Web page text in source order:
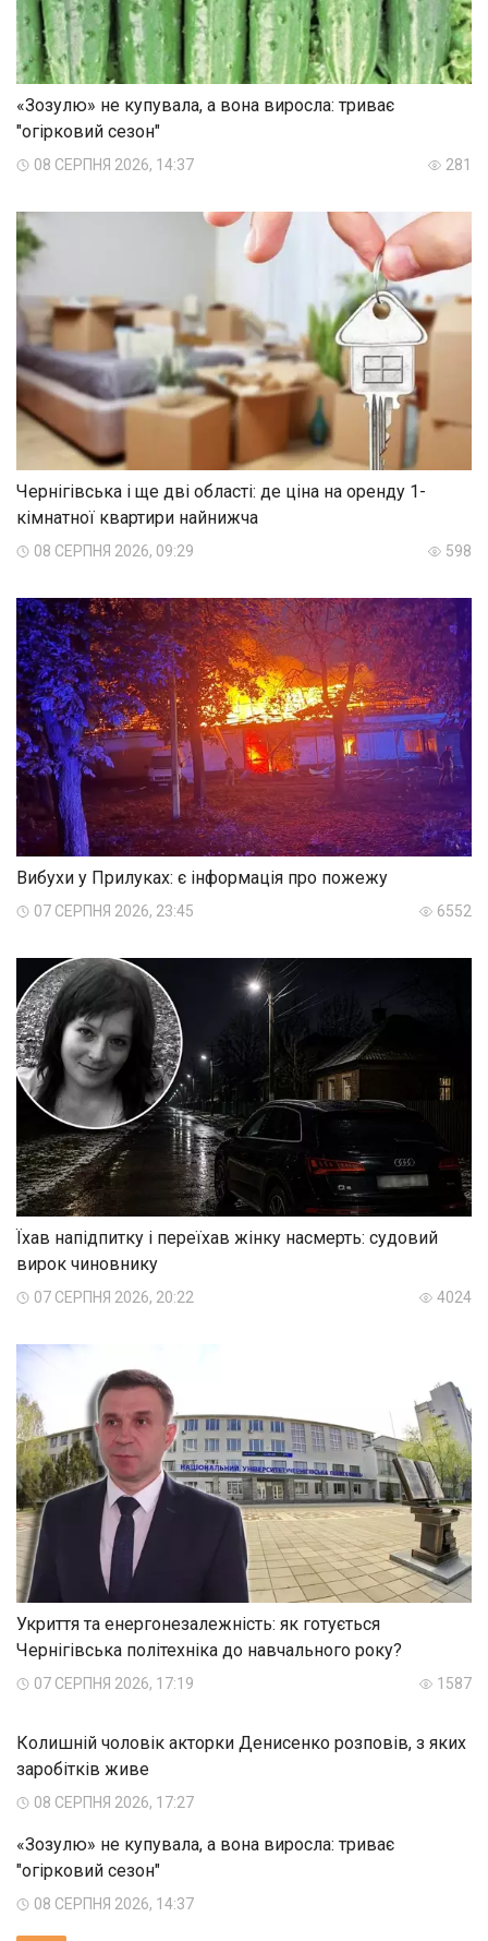
«Зозулю» не купувала, а вона виросла: триває
"огірковий сезон"
08 СЕРПНЯ 2026, 14:37 281
Чернігівська і ще дві області: де ціна на оренду 1-
кімнатної квартири найнижча
08 СЕРПНЯ 2026, 09:29 598
Вибухи у Прилуках: є інформація про пожежу
07 СЕРПНЯ 2026, 23:45 6552
Їхав напідпитку і переїхав жінку насмерть: судовий
вирок чиновнику
07 СЕРПНЯ 2026, 20:22 4024
Укриття та енергонезалежність: як готується
Чернігівська політехніка до навчального року?
07 СЕРПНЯ 2026, 17:19 1587
Колишній чоловік акторки Денисенко розповів, з яких
заробітків живе
08 СЕРПНЯ 2026, 17:27
«Зозулю» не купувала, а вона виросла: триває
"огірковий сезон"
08 СЕРПНЯ 2026, 14:37